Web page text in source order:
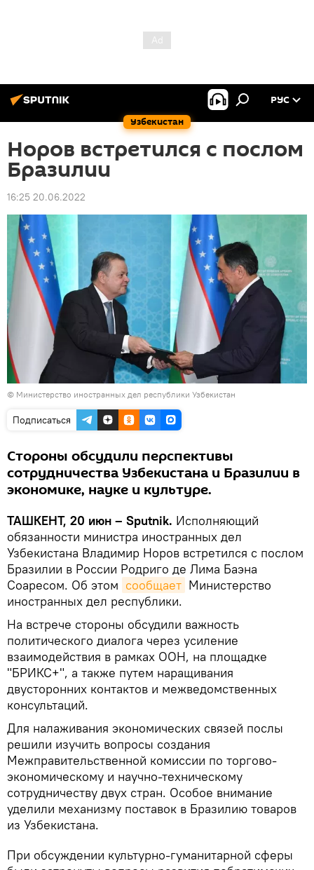
Узбекистан
РУС
Норов встретился с послом
Бразилии
16:25 20.06.2022
© Министерство иностранных дел республики Узбекистан
Подписаться
Стороны обсудили перспективы
сотрудничества Узбекистана и Бразилии в
экономике, науке и культуре.
ТАШКЕНТ, 20 июн – Sputnik. Исполняющий
обязанности министра иностранных дел
Узбекистана Владимир Норов встретился с послом
Бразилии в России Родриго де Лима Баэна
Соаресом. Об этом сообщает Министерство
иностранных дел республики.
На встрече стороны обсудили важность
политического диалога через усиление
взаимодействия в рамках ООН, на площадке
"БРИКС+", а также путем наращивания
двусторонних контактов и межведомственных
консультаций.
Для налаживания экономических связей послы
решили изучить вопросы создания
Межправительственной комиссии по торгово-
экономическому и научно-техническому
сотрудничеству двух стран. Особое внимание
уделили механизму поставок в Бразилию товаров
из Узбекистана.
При обсуждении культурно-гуманитарной сферы